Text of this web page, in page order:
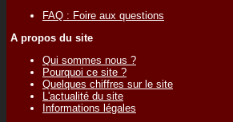
FAQ : Foire aux questions
A propos du site
Qui sommes nous ?
Pourquoi ce site ?
Quelques chiffres sur le site
L'actualité du site
Informations légales